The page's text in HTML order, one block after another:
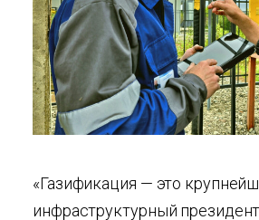
«Газификация — это
инфраструктурный